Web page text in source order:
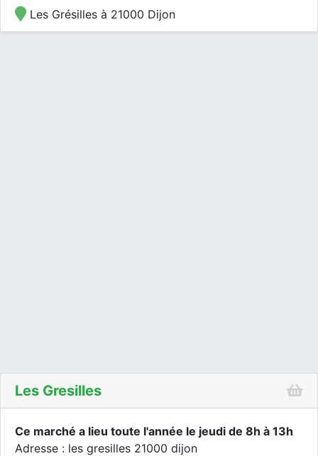
Les Grésilles à 21000 Dijon
Les Gresilles
Ce marché a lieu toute l'année le jeudi de 8h à 13h
Adresse : les gresilles 21000 dijon